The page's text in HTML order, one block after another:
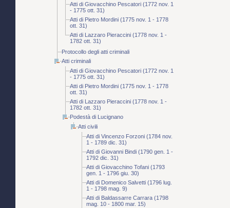
Atti di Giovacchino Pescatori (1772 nov. 1
- 1775 ott. 31)
Atti di Pietro Mordini (1775 nov. 1 - 1778
ott. 31)
Atti di Lazzaro Pieraccini (1778 nov. 1 -
1782 ott. 31)
Protocollo degli atti criminali
Atti criminali
Atti di Giovacchino Pescatori (1772 nov. 1
- 1775 ott. 31)
Atti di Pietro Mordini (1775 nov. 1 - 1778
ott. 31)
Atti di Lazzaro Pieraccini (1778 nov. 1 -
1782 ott. 31)
Podestà di Lucignano
Atti civili
Atti di Vincenzo Forzoni (1784 nov.
1 - 1789 dic. 31)
Atti di Giovanni Bindi (1790 gen. 1 -
1792 dic. 31)
Atti di Giovacchino Tofani (1793
gen. 1 - 1796 giu. 30)
Atti di Domenico Salvetti (1796 lug.
1 - 1798 mag. 9)
Atti di Baldassarre Carrara (1798
mag. 10 - 1800 mar. 15)